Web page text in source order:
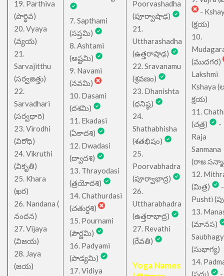
19. Parthiva
(పార్థివ)
20. Vyaya
(వ్యయ)
21.
Sarvajitthu
(సర్వజిత్తు)
22.
Sarvadhari
(సర్వధారి)
23. Virodhi
(విరోధి)
24. Vikruthi
(వికృతి)
25. Khara
(ఖర)
26. Nandana (
నందన)
27. Vijaya
(విజయ)
28. Jaya
(జయ)
7. Sapthami
(సప్తమి)
8. Ashtami
(అష్టమి)
9. Navami
(నవమి)
10. Dasami
(దశమి)
11. Ekadasi
(ఏకాదశి)
12. Dwadasi
(ద్వాదశి)
13. Thrayodasi
(త్రయోదశి)
14. Chathurdasi
(చతుర్దశి)
15. Pournami
(పౌర్ణమి)
16. Padyami
(పాడ్యమి)
17. Vidiya
Poorvashadha
(పూర్వాషాఢ)
21.
Uttharashadha
(ఉత్తరాషాఢ)
22. Sravanamu
(శ్రవణం)
23. Dhanishta
(ధనిష్ఠ)
24.
Shathabhisha
(శతభిషం)
25.
Poorvabhadra
(పూర్వాభాద్ర)
26.
Uttharabhadra
(ఉత్తరాభాద్ర)
27. Revathi
(రేవతి)
Yoga Names
-
(క్షయ)
10.
(ముదగర)
Lakshmi
Kshaya
క్షయ)
11.
(చత్ర)
-
Raja
Sanmana
(రాజ
12.
(మిత్ర)
-
Pushti
13.
(మానస)
(సుభాగ్య)
14.
(పద్మ)
-